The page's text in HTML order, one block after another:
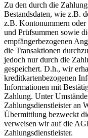
Zu den durch die
Bestandsdaten, wie z.B.
z.B. Kontonummern
und Prüfsummen sowie
empfängerbezogenen
die Transaktionen
jedoch nur durch die
gespeichert. D.h., wir
kreditkartenbezogenen
Informationen mit
Zahlung. Unter
Zahlungsdienstleister an
Übermittlung bezweckt
verweisen wir auf die
Zahlungsdienstleister.